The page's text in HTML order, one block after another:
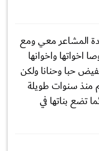
المشاعر معي ومع
اخواتها واخوانها
حبا وحنانا ولكن
منذ سنوات طويلة
تضع بناتها في